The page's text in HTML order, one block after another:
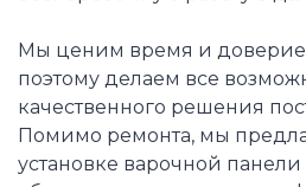
Мы ценим время и доверие
поэтому делаем все
качественного решения
Помимо ремонта, мы
установке варочной